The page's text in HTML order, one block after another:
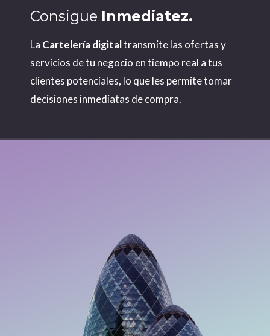
Consigue Inmediatez.
La Cartelería digitaltransmite las ofertas y
servicios de tu negocio en tiempo real a tus
clientes potenciales, lo que les permite tomar
decisiones inmediatas de compra.